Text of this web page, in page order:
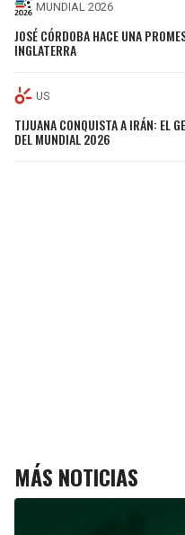
MUNDIAL 2026
JOSÉ CÓRDOBA HACE UNA
INGLATERRA
US
TIJUANA CONQUISTA A IRÁN: EL
DEL MUNDIAL 2026
MÁS NOTICIAS